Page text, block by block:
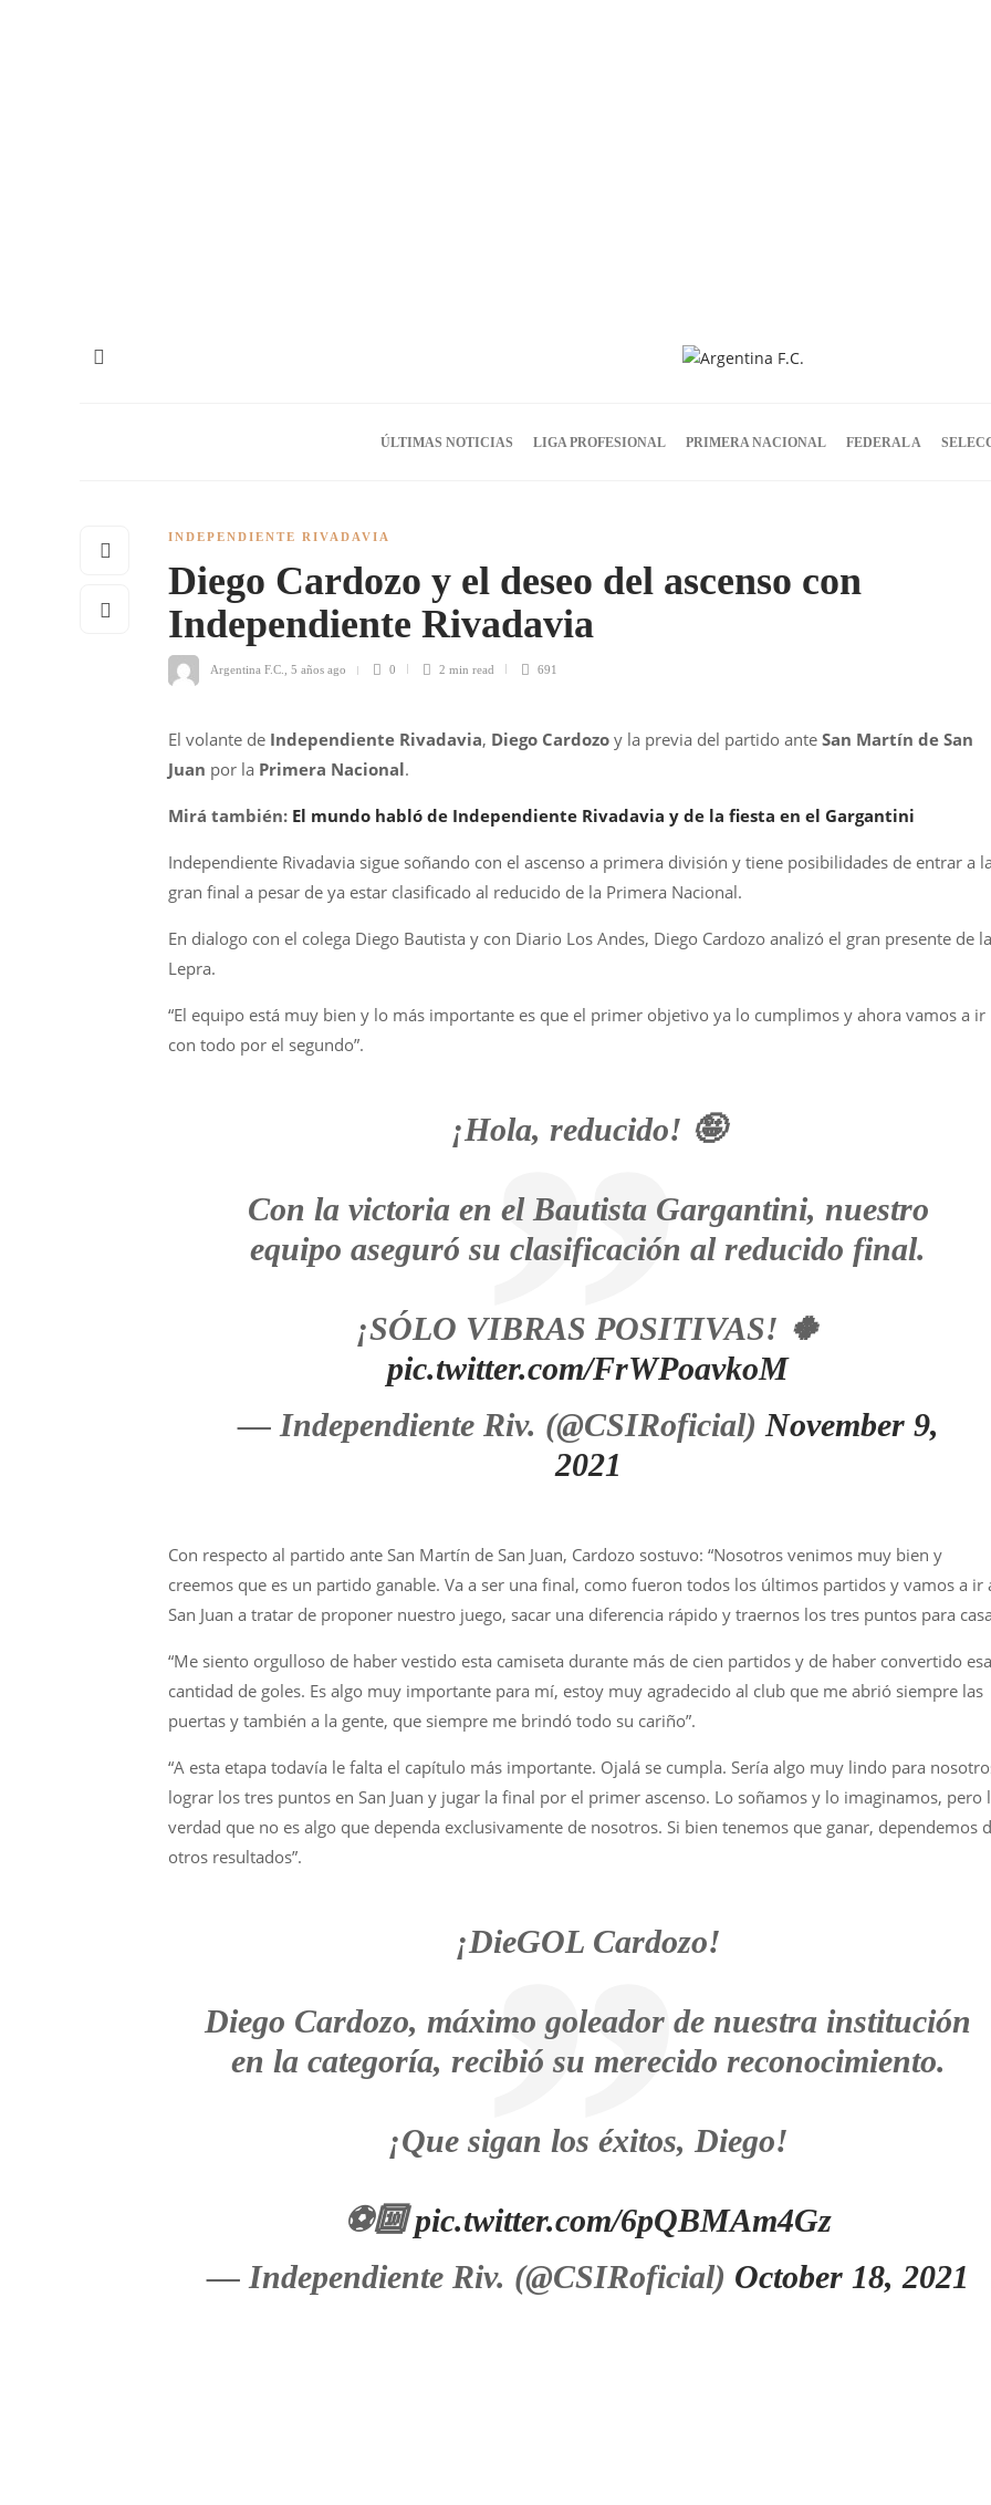
ÚLTIMAS NOTICIAS LIGA PROFESIONAL PRIMERA NACIONAL FEDERAL A
INDEPENDIENTE RIVADAVIA
Diego Cardozo y el deseo del ascenso con
Independiente Rivadavia
Argentina F.C. 5 años ago 0 2 min read 691
El volante de Independiente Rivadavia, Diego Cardozo y la previa del partido ante San Martín de San
Juan por la Primera Nacional.
Mirá también: El mundo habló de Independiente Rivadavia y de la fiesta en el Gargantini
Independiente Rivadavia sigue soñando con el ascenso a primera división y tiene posibilidades de entrar a la
gran final a pesar de ya estar clasificado al reducido de la Primera Nacional.
En dialogo con el colega Diego Bautista y con Diario Los Andes, Diego Cardozo analizó el gran presente de la
Lepra.
“El equipo está muy bien y lo más importante es que el primer objetivo ya lo cumplimos y ahora vamos a ir
con todo por el segundo”.
¡Hola, reducido! 🤪
Con la victoria en el Bautista Gargantini, nuestro
equipo aseguró su clasificación al reducido final.
¡SÓLO VIBRAS POSITIVAS! 🍀
pic.twitter.com/FrWPoavkoM
— Independiente Riv. (@CSIRoficial) November 9,
2021
Con respecto al partido ante San Martín de San Juan, Cardozo sostuvo: “Nosotros venimos muy bien y
creemos que es un partido ganable. Va a ser una final, como fueron todos los últimos partidos y vamos a ir
San Juan a tratar de proponer nuestro juego, sacar una diferencia rápido y traernos los tres puntos para
“Me siento orgulloso de haber vestido esta camiseta durante más de cien partidos y de haber convertido esa
cantidad de goles. Es algo muy importante para mí, estoy muy agradecido al club que me abrió siempre las
puertas y también a la gente, que siempre me brindó todo su cariño”.
“A esta etapa todavía le falta el capítulo más importante. Ojalá se cumpla. Sería algo muy lindo para
lograr los tres puntos en San Juan y jugar la final por el primer ascenso. Lo soñamos y lo imaginamos, pero
verdad que no es algo que dependa exclusivamente de nosotros. Si bien tenemos que ganar, dependemos
otros resultados”.
¡DieGOL Cardozo!
Diego Cardozo, máximo goleador de nuestra institución
en la categoría, recibió su merecido reconocimiento.
¡Que sigan los éxitos, Diego!
⚽🔟pic.twitter.com/6pQBMAm4Gz
— Independiente Riv. (@CSIRoficial) October 18, 2021